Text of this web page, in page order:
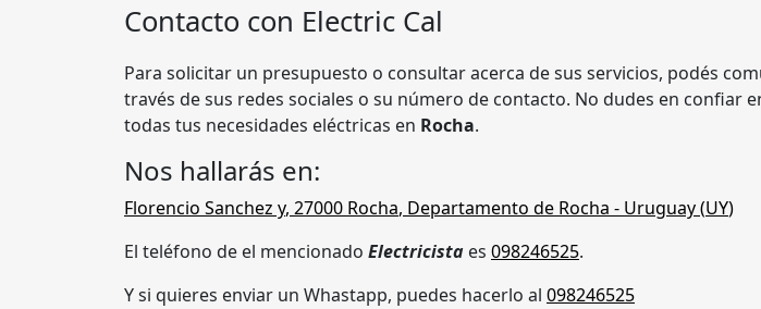
Contacto con Electric Cal
Para solicitar un presupuesto o consultar acerca de sus servicios, podés
través de sus redes sociales o su número de contacto. No dudes en confiar
todas tus necesidades eléctricas en Rocha.
Nos hallarás en:
Florencio Sanchez y, 27000 Rocha, Departamento de Rocha - Uruguay (UY)
El teléfono de el mencionado Electricista es 098246525.
Y si quieres enviar un Whastapp, puedes hacerlo al 098246525